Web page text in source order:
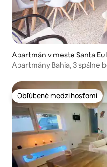
Apartmán v meste Santa
Apartmány Bahia, 3 spálne
Obľúbené medzi hosťami
Obľúbené medzi hosťami